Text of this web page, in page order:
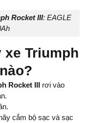
Rocket III: EAGLE
Triumph
Rocket III rơi vào
cắm bộ sạc và sạc